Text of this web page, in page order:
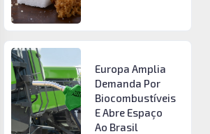
Europa Amplia
Demanda Por
Biocombustíveis
E Abre Espaço
Ao Brasil